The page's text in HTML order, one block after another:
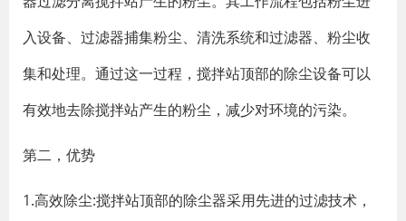
入设备、过滤器捕集粉尘、清洗系统和过滤器、粉尘收
集和处理。通过这一过程，搅拌站顶部的除尘设备可以
有效地去除搅拌站产生的粉尘，减少对环境的污染。
第二，优势
1.高效除尘:搅拌站顶部的除尘器采用先进的过滤技术，